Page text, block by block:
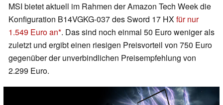
MSI bietet aktuell im Rahmen der Amazon Tech Week die
Konfiguration B14VGKG-037 des Sword 17 HXfür nur
1.549 Euro an . Das sind noch einmal 50 Euro weniger als
zuletzt und ergibt einen riesigen Preisvorteil von 750 Euro
gegenüber der unverbindlichen Preisempfehlung von
2.299 Euro.